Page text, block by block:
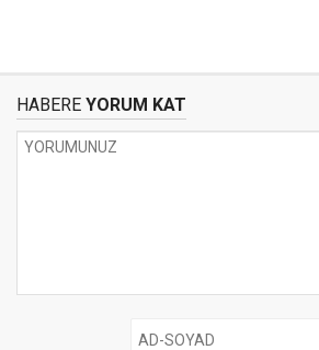
HABERE YORUM KAT